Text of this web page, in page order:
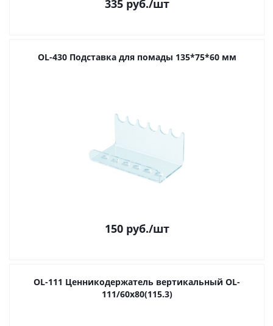
335руб./шт
OL-430 Подставка для помады 135*75*60 мм
150руб./шт
OL-111 Ценникодержатель вертикальный OL-
111/60х80(115.3)